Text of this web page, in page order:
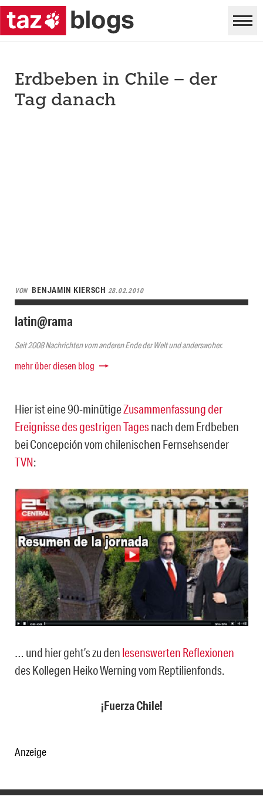
Erdbeben in Chile – der
Tag danach
VON BENJAMIN KIERSCH 28.02.2010
latin@rama
Seit 2008 Nachrichten vom anderen Ende der Welt und anderswoher.
mehr über diesen blog
Hier ist eine 90-minütigeZusammenfassung der
Ereignisse des gestrigen Tagesnach dem Erdbeben
bei Concepción vom chilenischen Fernsehsender
TVN:
… und hier geht’s zu den lesenswerten Reflexionen
des Kollegen Heiko Werning vom Reptilienfonds.
¡Fuerza Chile!
Anzeige